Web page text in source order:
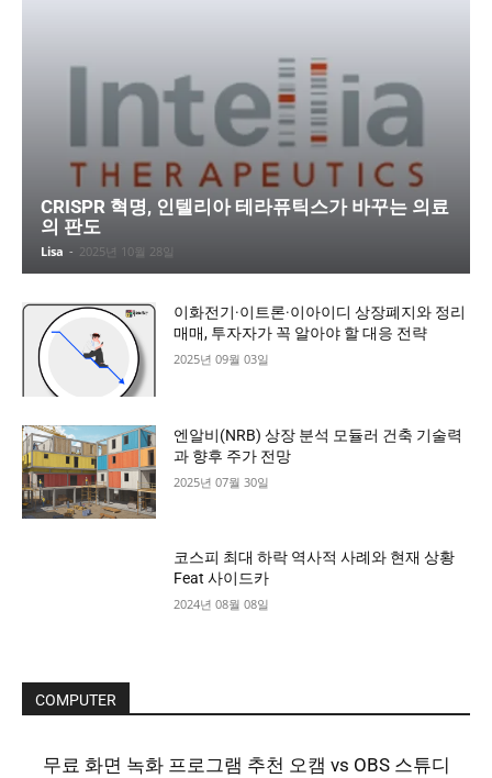
CRISPR 혁명, 인텔리아 테라퓨틱스가 바꾸는 의료
의 판도
Lisa - 2025년 10월 28일
이화전기·이트론·이아이디 상장폐지와 정리
매매, 투자자가 꼭 알아야 할 대응 전략
2025년 09월 03일
엔알비(NRB) 상장 분석 모듈러 건축 기술력
과 향후 주가 전망
2025년 07월 30일
코스피 최대 하락 역사적 사례와 현재 상황
Feat 사이드카
2024년 08월 08일
COMPUTER
무료 화면 녹화 프로그램 추천 오캠 vs OBS 스튜디